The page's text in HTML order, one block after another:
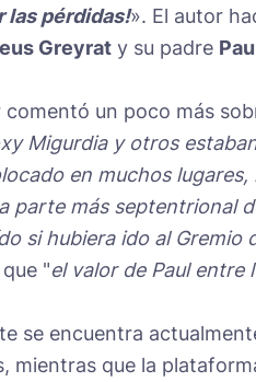
las pérdidas!». El autor
Greyrat y su padre
comentó un poco más
Migurdia y otros
en muchos
parte más septentrional
si hubiera ido al Gremio
"el valor de Paul entre
se encuentra
mientras que la